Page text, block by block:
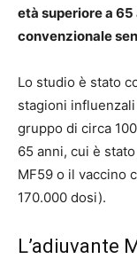
età superiore a
convenzionale
Lo studio è stato
stagioni
gruppo di circa
65 anni, cui è
MF59 o il vaccino
170.000 dosi).
L’adiuvante